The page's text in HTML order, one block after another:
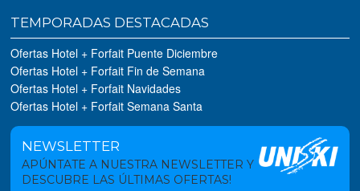
TEMPORADAS DESTACADAS
Ofertas Hotel + Forfait Puente Diciembre
Ofertas Hotel + Forfait Fin de Semana
Ofertas Hotel + Forfait Navidades
Ofertas Hotel + Forfait Semana Santa
NEWSLETTER
APÚNTATE A NUESTRA NEWSLETTER Y
DESCUBRE LAS ÚLTIMAS OFERTAS!